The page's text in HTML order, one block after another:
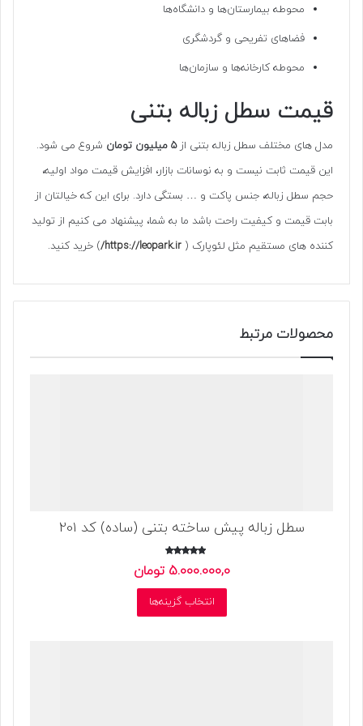
محوطه بیمارستان‌ها و دانشگاه‌ها
فضاهای تفریحی و گردشگری
محوطه کارخانه‌ها و سازمان‌ها
قیمت سطل زباله بتنی
مدل های مختلف سطل زباله بتنی از 5 میلیون تومان
شروع می شود.
این قیمت ثابت نیست و به نوسانات بازار، افزایش قیمت مواد اولیه،
حجم سطل زباله، جنس پاکت و … بستگی دارد. برای این که خیالتان از
بابت قیمت و کیفیت راحت باشد ما به شما، پیشنهاد می کنیم از تولید
کننده های مستقیم مثل لئوپارک ( https://leopark.ir/ ) خرید کنید.
محصولات مرتبط
سطل زباله پیش ساخته بتنی (ساده) کد 201
امتیاز
5.00
5.000.000,0 تومان
انتخاب گزینه‌ها
محصول